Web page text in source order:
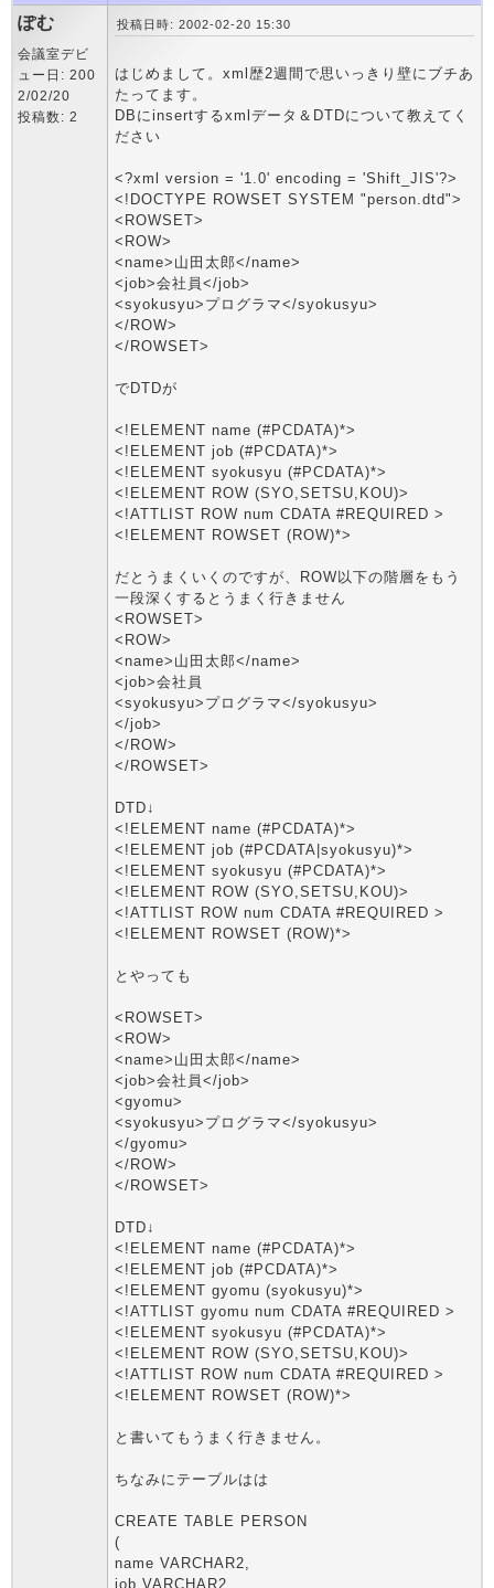
ぽむ
会議室デビ
ュー日: 200
2/02/20
投稿数: 2
投稿日時: 2002-02-20 15:30
はじめまして。xml歴2週間で思いっきり壁にブチあ
たってます。
DBにinsertするxmlデータ＆DTDについて教えてく
ださい
<?xml version = '1.0' encoding = 'Shift_JIS'?>
<!DOCTYPE ROWSET SYSTEM "person.dtd">
<ROWSET>
<ROW>
<name>山田太郎</name>
<job>会社員</job>
<syokusyu>プログラマ</syokusyu>
</ROW>
</ROWSET>
でDTDが
<!ELEMENT name (#PCDATA)*>
<!ELEMENT job (#PCDATA)*>
<!ELEMENT syokusyu (#PCDATA)*>
<!ELEMENT ROW (SYO,SETSU,KOU)>
<!ATTLIST ROW num CDATA #REQUIRED >
<!ELEMENT ROWSET (ROW)*>
だとうまくいくのですが、ROW以下の階層をもう
一段深くするとうまく行きません
<ROWSET>
<ROW>
<name>山田太郎</name>
<job>会社員
<syokusyu>プログラマ</syokusyu>
</job>
</ROW>
</ROWSET>
DTD↓
<!ELEMENT name (#PCDATA)*>
<!ELEMENT job (#PCDATA|syokusyu)*>
<!ELEMENT syokusyu (#PCDATA)*>
<!ELEMENT ROW (SYO,SETSU,KOU)>
<!ATTLIST ROW num CDATA #REQUIRED >
<!ELEMENT ROWSET (ROW)*>
とやっても
<ROWSET>
<ROW>
<name>山田太郎</name>
<job>会社員</job>
<gyomu>
<syokusyu>プログラマ</syokusyu>
</gyomu>
</ROW>
</ROWSET>
DTD↓
<!ELEMENT name (#PCDATA)*>
<!ELEMENT job (#PCDATA)*>
<!ELEMENT gyomu (syokusyu)*>
<!ATTLIST gyomu num CDATA #REQUIRED >
<!ELEMENT syokusyu (#PCDATA)*>
<!ELEMENT ROW (SYO,SETSU,KOU)>
<!ATTLIST ROW num CDATA #REQUIRED >
<!ELEMENT ROWSET (ROW)*>
と書いてもうまく行きません。
ちなみにテーブルはは
CREATE TABLE PERSON
(
name VARCHAR2,
job VARCHAR2,